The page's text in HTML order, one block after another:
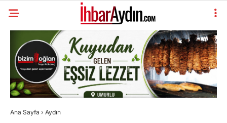
Ana Sayfa › Aydın